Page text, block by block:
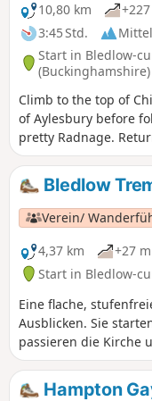
10,80 km
3:45 Std.
Mittel
Start in Bledlow-
(Buckinghamshire)
Climb to the top of
of Aylesbury before
pretty Radnage.
Bledlow
Verein/
4,37 km
+27 m
Start in Bledlow-
Eine flache,
Ausblicken. Sie
passieren die Kirche
dann auf
Bledlow können Sie
Hampton